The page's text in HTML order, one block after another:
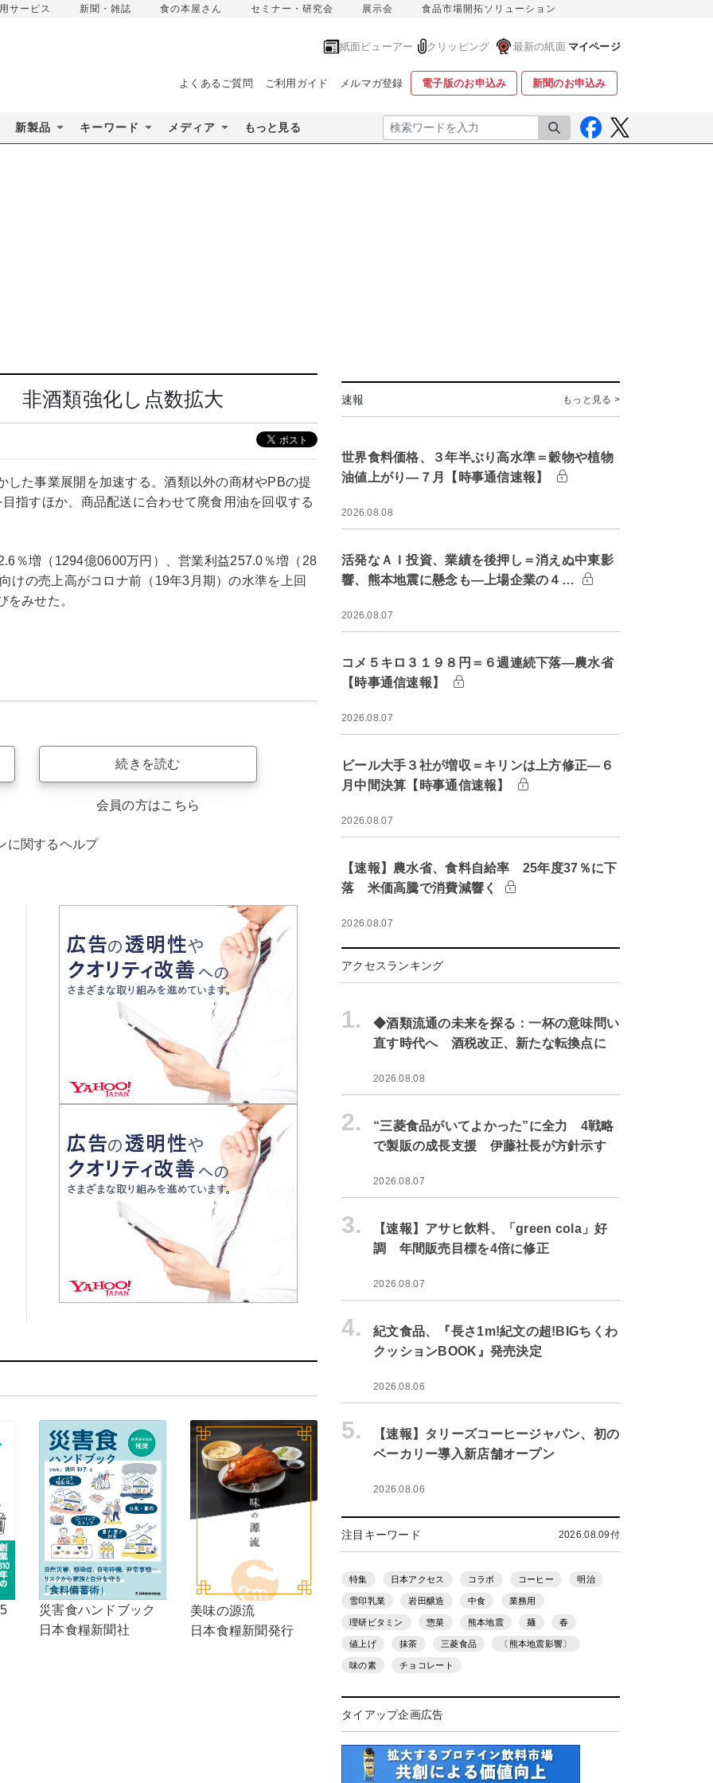
サービス 新聞・雑誌 食の本屋さん セミナー・研究会 展示会 食品市場開拓ソリューション
紙面ビューアー クリッピング 最新の紙面 マイページ
よくあるご質問 ご利用ガイド メルマガ登録 電子版のお申込み 新聞のお申込み
新製品 キーワード メディア もっと見る 検索
非酒類強化し点数拡大
た事業展開を加速する。酒類以外の商材やPBの提
指すほか、商品配送に合わせて廃食用油を回収する
％増（1294億0600万円）、営業利益257.0％増（28
けの売上高がコロナ前（19年3月期）の水準を上回
みせた。
続きを読む
会員の方はこちら
に関するヘルプ
災害食ハンドブック
日本食糧新聞社
美味の源流
日本食糧新聞発行
速報 もっと見る >
世界食料価格、３年半ぶり高水準＝穀物や植物
油値上がり―７月【時事通信速報】
2026.08.08
活発なＡＩ投資、業績を後押し＝消えぬ中東影
響、熊本地震に懸念も―上場企業の４…
2026.08.07
コメ５キロ３１９８円＝６週連続下落―農水省
【時事通信速報】
2026.08.07
ビール大手３社が増収＝キリンは上方修正―６
月中間決算【時事通信速報】
2026.08.07
【速報】農水省、食料自給率 25年度37％に下
落 米価高騰で消費減響く
2026.08.07
アクセスランキング
1.
◆酒類流通の未来を探る：一杯の意味問い
直す時代へ 酒税改正、新たな転換点に
2026.08.08
2.
“三菱食品がいてよかった”に全力 4戦略
で製販の成長支援 伊藤社長が方針示す
2026.08.07
3.
【速報】アサヒ飲料、「green cola」好
調 年間販売目標を4倍に修正
2026.08.07
4.
紀文食品、『長さ1m!紀文の超!BIGちくわ
クッションBOOK』発売決定
2026.08.06
5.
【速報】タリーズコーヒージャパン、初の
ベーカリー導入新店舗オープン
2026.08.06
注目キーワード 2026.08.09付
特集 日本アクセス コラボ コーヒー 明治
雪印乳業 岩田醸造 中食 業務用
理研ビタミン 惣菜 熊本地震 麺 春
値上げ 抹茶 三菱食品 〔熊本地震影響〕
味の素 チョコレート
タイアップ企画広告